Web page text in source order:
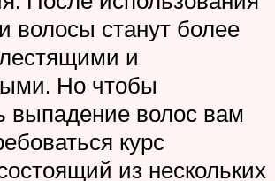
волосы станут более
и
Но чтобы
выпадение волос вам
курс
из нескольких